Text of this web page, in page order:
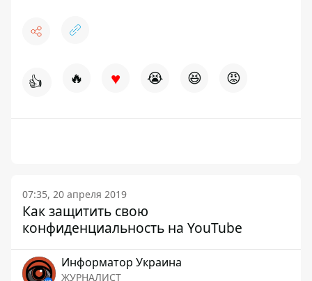
👍 🔥 ♥ 😭 😆 😡
07:35, 20 апреля 2019
Как защитить свою
конфиденциальность на YouTube
Информатор Украина
ЖУРНАЛИСТ